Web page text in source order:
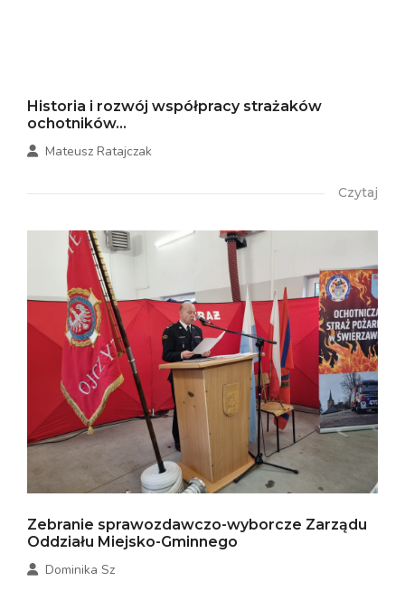
Historia i rozwój współpracy strażaków
ochotników...
Mateusz Ratajczak
Czytaj
Zebranie sprawozdawczo-wyborcze Zarządu
Oddziału Miejsko-Gminnego
Dominika Sz